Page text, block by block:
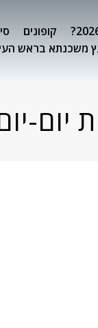
קופונים
משכנתא בראש
יום-